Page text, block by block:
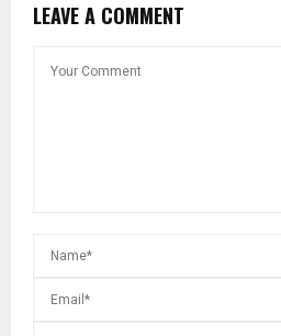
LEAVE A COMMENT